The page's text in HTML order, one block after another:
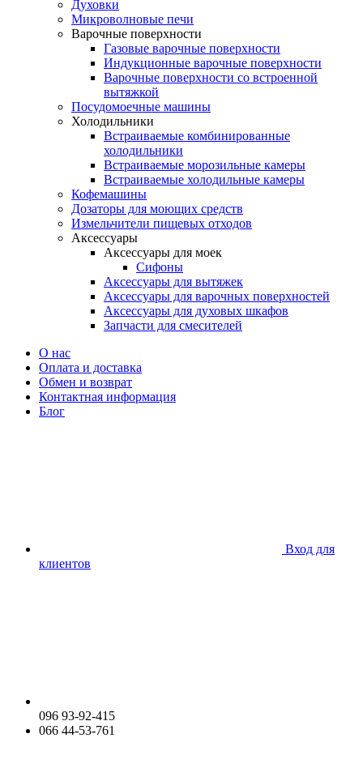
Духовки
Микроволновые печи
Варочные поверхности
Газовые варочные поверхности
Индукционные варочные поверхности
Варочные поверхности со встроенной
вытяжкой
Посудомоечные машины
Холодильники
Встраиваемые комбинированные
холодильники
Встраиваемые морозильные камеры
Встраиваемые холодильные камеры
Кофемашины
Дозаторы для моющих средств
Измельчители пищевых отходов
Аксессуары
Аксессуары для моек
Сифоны
Аксессуары для вытяжек
Аксессуары для варочных поверхностей
Аксессуары для духовых шкафов
Запчасти для смесителей
О нас
Оплата и доставка
Обмен и возврат
Контактная информация
Блог
Вход для
клиентов
096 93-92-415
066 44-53-761